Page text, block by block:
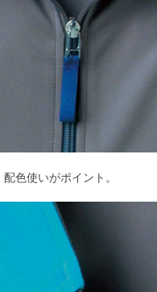
色使いがポイント。